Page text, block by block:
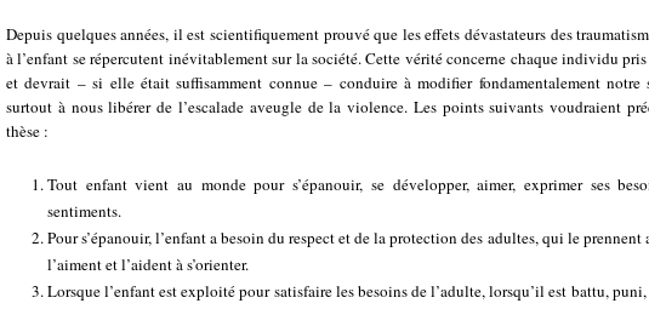
Depuis quelques années, il est scientifiquement prouvé que les effets dévastateurs des
à l’enfant se répercutent inévitablement sur la société. Cette vérité concerne chaque individu
et devrait – si elle était suffisamment connue – conduire à modifier fondamentalement notre
surtout à nous libérer de l’escalade aveugle de la violence. Les points suivants voudraient
thèse :
Tout enfant vient au monde pour s’épanouir, se développer, aimer, exprimer ses
sentiments.
Pour s’épanouir, l’enfant a besoin du respect et de la protection des adultes, qui le prennent
l’aiment et l’aident à s’orienter.
Lorsque l’enfant est exploité pour satisfaire les besoins de l’adulte, lorsqu’il est battu,